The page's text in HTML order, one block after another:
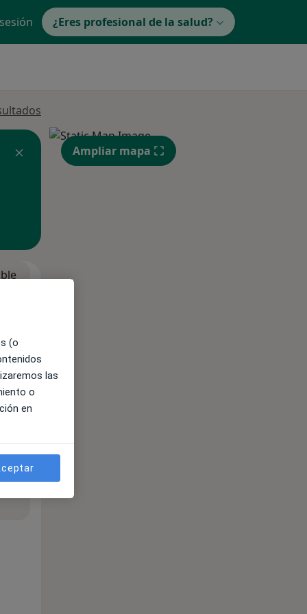
¿Eres profesional de la salud?
Ampliar mapa
(o
las
o
en